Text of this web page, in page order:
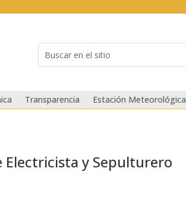
for...
Transparencia Estación Meteorológica
Electricista y Sepulturero